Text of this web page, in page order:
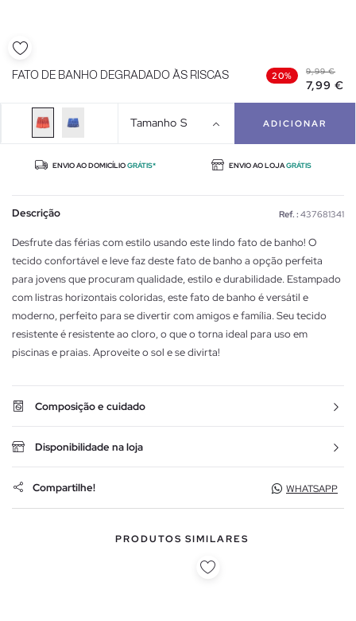
FATO DE BANHO DEGRADADO ÀS RISCAS 20% 9,99 €
7,99 €
Tamanho S ADICIONAR
ENVIO AO DOMICÍLIOGRÁTIS* ENVIO AO LOJAGRÁTIS
Descrição Ref. : 437681341
Desfrute das férias com estilo usando este lindo fato de banho! O
tecido confortável e leve faz deste fato de banho a opção perfeita
para jovens que procuram qualidade, estilo e durabilidade. Estampado
com listras horizontais coloridas, este fato de banho é versátil e
moderno, perfeito para se divertir com amigos e família. Seu tecido
resistente é resistente ao cloro, o que o torna ideal para uso em
piscinas e praias. Aproveite o sol e se divirta!
Composição e cuidado
Disponibilidade na loja
Compartilhe! WHATSAPP
PRODUTOS SIMILARES